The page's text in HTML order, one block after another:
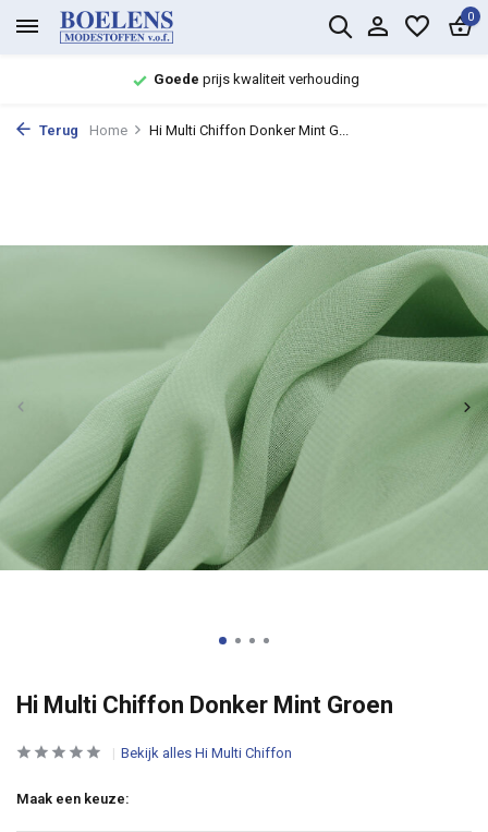
0
Goede prijs kwaliteit verhouding
Terug Home Hi Multi Chiffon Donker Mint G...
Hi Multi Chiffon Donker Mint Groen
Bekijk alles Hi Multi Chiffon
Maak een keuze: